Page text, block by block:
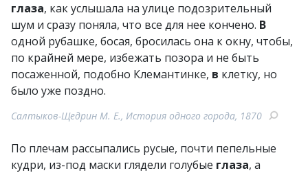
глаза, как услышала на улице подозрительный
шум и сразу поняла, что все для нее кончено. В
одной рубашке, босая, бросилась она к окну, чтобы,
по крайней мере, избежать позора и не быть
посаженной, подобно Клемантинке, в клетку, но
было уже поздно.
Салтыков-Щедрин М. Е., История одного города, 1870
По плечам рассыпались русые, почти пепельные
кудри, из-под маски глядели голубые глаза, а